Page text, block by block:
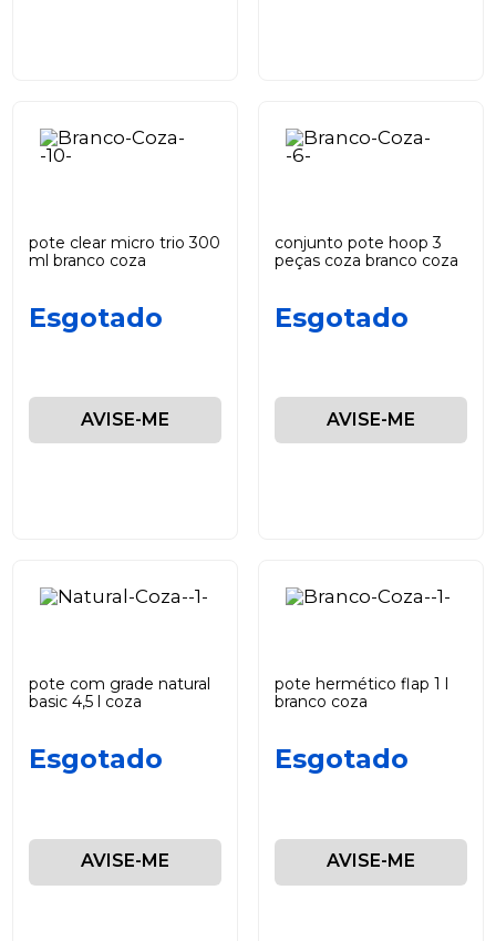
pote clear micro trio 300
ml branco coza
Esgotado
AVISE-ME
conjunto pote hoop 3
peças coza branco coza
Esgotado
AVISE-ME
pote com grade natural
basic 4,5 l coza
Esgotado
AVISE-ME
pote hermético flap 1 l
branco coza
Esgotado
AVISE-ME